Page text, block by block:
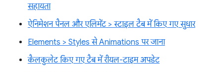
सहायता
ऐनिमेशन पैनल और एलिमेंट > स्टाइल टैब में किए गए सुधार
Elements > Styles से Animations पर जाना
कैलकुलेट किए गए टैब में रीयल-टाइम अपडेट